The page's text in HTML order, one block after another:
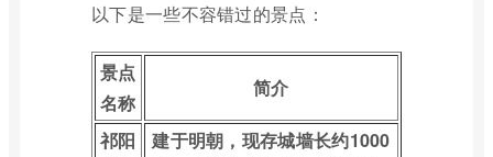
以下是一些不容错过的景点：
景点
名称
简介
祁阳
建于明朝，现存城墙长约1000